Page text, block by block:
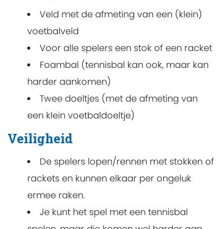
Veld met de afmeting van een (klein)
voetbalveld
Voor alle spelers een stok of een racket
Foambal (tennisbal kan ook, maar kan
harder aankomen)
Twee doeltjes (met de afmeting van
een klein voetbaldoeltje)
Veiligheid
De spelers lopen/rennen met stokken of
rackets en kunnen elkaar per ongeluk
ermee raken.
Je kunt het spel met een tennisbal